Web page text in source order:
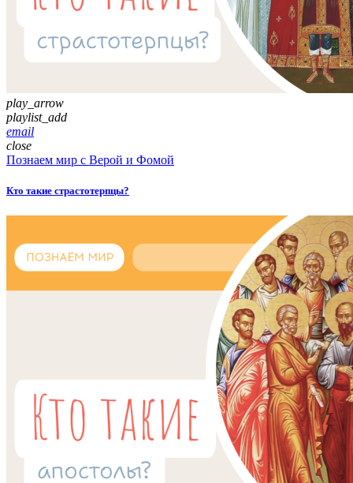
play_arrow
playlist_add
email
close
Познаем мир с Верой и Фомой
Кто такие страстотерпцы?